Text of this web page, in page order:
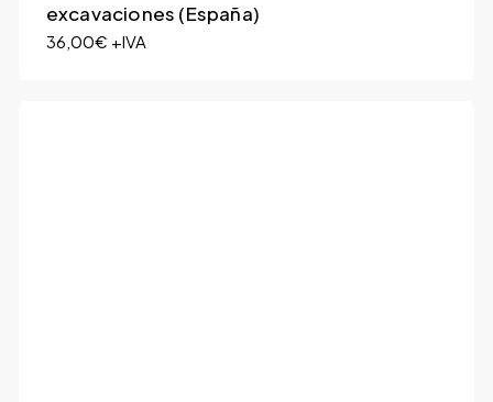
excavaciones (España)
36,00€ +IVA